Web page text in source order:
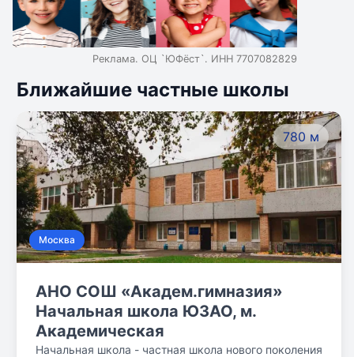
Реклама. ОЦ `ЮФёст`. ИНН 7707082829
Ближайшие частные школы
780 м
Москва
АНО СОШ «Академ.гимназия»
Начальная школа ЮЗАО, м.
Академическая
Начальная школа - частная школа нового поколения